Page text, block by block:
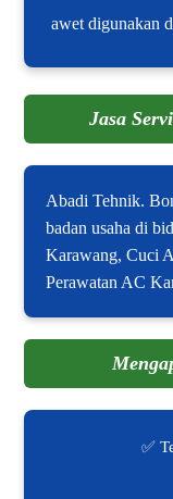
awet digunakan
Jasa
Abadi Tehnik.
badan usaha di
Karawang, Cuci
Perawatan AC
✅